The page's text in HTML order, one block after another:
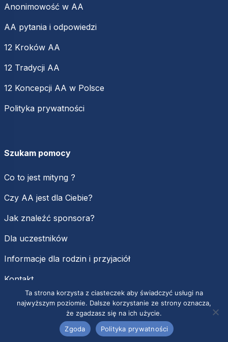
Anonimowość w AA
AA pytania i odpowiedzi
12 Kroków AA
12 Tradycji AA
12 Koncepcji AA w Polsce
Polityka prywatności
Szukam pomocy
Co to jest mityng ?
Czy AA jest dla Ciebie?
Jak znaleźć sponsora?
Dla uczestników
Informacje dla rodzin i przyjaciół
Kontakt
Copyright Fundacja Biuro Służby Krajowej Anonimowych Alkoholików w Polsce
Ta strona korzysta z ciasteczek aby świadczyć usługi na
najwyższym poziomie. Dalsze korzystanie ze strony oznacza,
że zgadzasz się na ich użycie.
Zgoda
Polityka prywatności